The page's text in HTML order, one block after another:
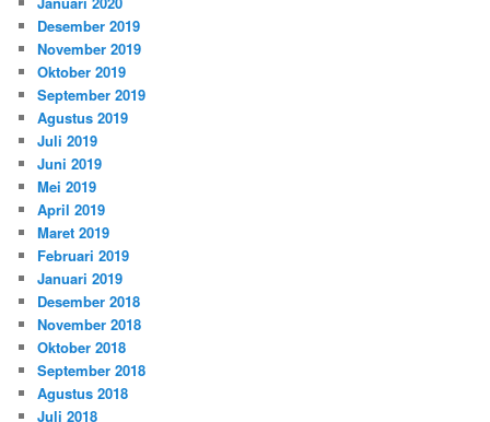
Desember 2019
November 2019
Oktober 2019
September 2019
Agustus 2019
Juli 2019
Juni 2019
Mei 2019
April 2019
Maret 2019
Februari 2019
Januari 2019
Desember 2018
November 2018
Oktober 2018
September 2018
Agustus 2018
Juli 2018